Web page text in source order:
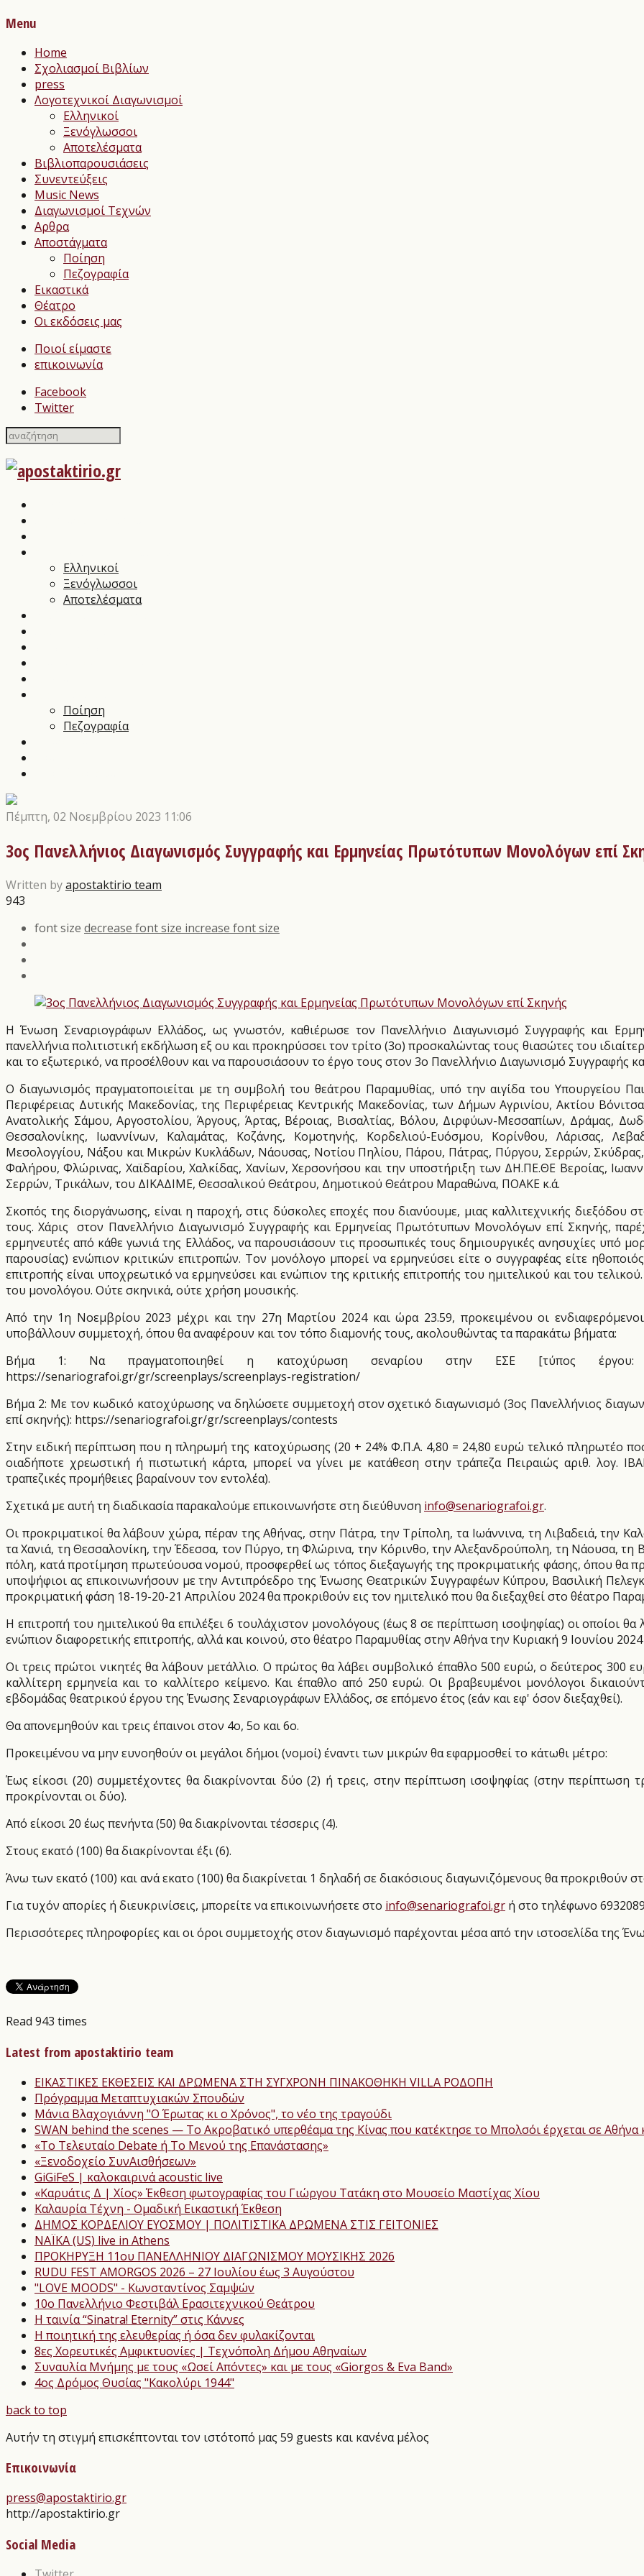
Menu
Home
Σχολιασμοί Βιβλίων
press
Λογοτεχνικοί Διαγωνισμοί
Ελληνικοί
Ξενόγλωσσοι
Αποτελέσματα
Βιβλιοπαρουσιάσεις
Συνεντεύξεις
Music News
Διαγωνισμοί Τεχνών
Αρθρα
Αποστάγματα
Ποίηση
Πεζογραφία
Εικαστικά
Θέατρο
Οι εκδόσεις μας
Ποιοί είμαστε
επικοινωνία
Facebook
Twitter
Ελληνικοί
Ξενόγλωσσοι
Αποτελέσματα
Ποίηση
Πεζογραφία
Πέμπτη, 02 Νοεμβρίου 2023 11:06
3ος Πανελλήνιος Διαγωνισμός Συγγραφής και Ερμηνείας Πρωτότυπων Μονολόγων επί
Written byapostaktirio team
943
font size decrease font size increase font size
Η Ένωση Σεναριογράφων Ελλάδος, ως γνωστόν, καθιέρωσε τον Πανελλήνιο Διαγωνισμό Συγγραφής και
πανελλήνια πολιτιστική εκδήλωση εξ ου και προκηρύσσει τον τρίτο (3ο) προσκαλώντας τους θιασώτες του
και το εξωτερικό, να προσέλθουν και να παρουσιάσουν το έργο τους στον 3ο Πανελλήνιο Διαγωνισμό
Ο διαγωνισμός πραγματοποιείται με τη συμβολή του θεάτρου Παραμυθίας, υπό την αιγίδα του Υπουργείου
Περιφέρειας Δυτικής Μακεδονίας, της Περιφέρειας Κεντρικής Μακεδονίας, των Δήμων Αγρινίου, Ακτίου
Ανατολικής Σάμου, Αργοστολίου, Άργους, Άρτας, Βέροιας, Βισαλτίας, Βόλου, Διρφύων-Μεσσαπίων, Δράμας,
Θεσσαλονίκης, Ιωαννίνων, Καλαμάτας, Κοζάνης, Κομοτηνής, Κορδελιού-Ευόσμου, Κορίνθου, Λάρισας,
Μεσολογγίου, Νάξου και Μικρών Κυκλάδων, Νάουσας, Νοτίου Πηλίου, Πάρου, Πάτρας, Πύργου, Σερρών,
Φαλήρου, Φλώρινας, Χαϊδαρίου, Χαλκίδας, Χανίων, Χερσονήσου και την υποστήριξη των ΔΗ.ΠΕ.ΘΕ Βεροίας,
Σερρών, Τρικάλων, του ΔΙΚΑΔΙΜΕ, Θεσσαλικού Θεάτρου, Δημοτικού Θεάτρου Μαραθώνα, ΠΟΑΚΕ κ.ά.
Σκοπός της διοργάνωσης, είναι η παροχή, στις δύσκολες εποχές που διανύουμε, μιας καλλιτεχνικής
τους. Χάρις
στον Πανελλήνιο Διαγωνισμό Συγγραφής και Ερμηνείας Πρωτότυπων Μονολόγων επί Σκηνής,
ερμηνευτές από κάθε γωνιά της Ελλάδος, να παρουσιάσουν τις προσωπικές τους δημιουργικές ανησυχίες υπό
παρουσίας) ενώπιον κριτικών επιτροπών. Τον μονόλογο μπορεί να ερμηνεύσει είτε ο συγγραφέας είτε
επιτροπής είναι υποχρεωτικό να ερμηνεύσει και ενώπιον της κριτικής επιτροπής του ημιτελικού και του
του μονολόγου. Ούτε σκηνικά, ούτε χρήση μουσικής.
Από την 1η Νοεμβρίου 2023 μέχρι και την 27η Μαρτίου 2024 και ώρα 23.59, προκειμένου οι
υποβάλλουν συμμετοχή, όπου θα αναφέρουν και τον τόπο διαμονής τους, ακολουθώντας τα παρακάτω βήματα:
Βήμα 1: Να πραγματοποιηθεί η κατοχύρωση σεναρίου στην ΕΣΕ [τύπος έργου:
https://senariografoi.gr/gr/screenplays/screenplays-registration/
Βήμα 2: Με τον κωδικό κατοχύρωσης να δηλώσετε συμμετοχή στον σχετικό διαγωνισμό (3ος Πανελλήνιος
επί σκηνής): https://senariografoi.gr/gr/screenplays/contests
Στην ειδική περίπτωση που η πληρωμή της κατοχύρωσης (20 + 24% Φ.Π.Α. 4,80 = 24,80 ευρώ τελικό πληρωτέο
οιαδήποτε χρεωστική ή πιστωτική κάρτα, μπορεί να γίνει με κατάθεση στην τράπεζα Πειραιώς αριθ. λογ.
τραπεζικές προμήθειες βαραίνουν τον εντολέα).
Σχετικά με αυτή τη διαδικασία παρακαλούμε επικοινωνήστε στη διεύθυνση info@senariografoi.gr.
Οι προκριματικοί θα λάβουν χώρα, πέραν της Αθήνας, στην Πάτρα, την Τρίπολη, τα Ιωάννινα, τη Λιβαδειά, την
τα Χανιά, τη Θεσσαλονίκη, την Έδεσσα, τον Πύργο, τη Φλώρινα, την Κόρινθο, την Αλεξανδρούπολη, τη Νάουσα, τη
πόλη, κατά προτίμηση πρωτεύουσα νομού, προσφερθεί ως τόπος διεξαγωγής της προκριματικής φάσης, όπου θα
υποψήφιοι ας επικοινωνήσουν με την Αντιπρόεδρο της Ένωσης Θεατρικών Συγγραφέων Κύπρου, Βασιλική
προκριματική φάση 18-19-20-21 Απριλίου 2024 θα προκριθούν εις τον ημιτελικό που θα διεξαχθεί στο θέατρο
Η επιτροπή του ημιτελικού θα επιλέξει 6 τουλάχιστον μονολόγους (έως 8 σε περίπτωση ισοψηφίας) οι οποίοι
ενώπιον διαφορετικής επιτροπής, αλλά και κοινού, στο θέατρο Παραμυθίας στην Αθήνα την Κυριακή 9 Ιουνίου
Οι τρεις πρώτοι νικητές θα λάβουν μετάλλιο. Ο πρώτος θα λάβει συμβολικό έπαθλο 500 ευρώ, ο δεύτερος 300
καλλίτερη ερμηνεία και το καλλίτερο κείμενο. Και έπαθλο από 250 ευρώ. Οι βραβευμένοι μονόλογοι
εβδομάδας θεατρικού έργου της Ένωσης Σεναριογράφων Ελλάδος, σε επόμενο έτος (εάν και εφ' όσον διεξαχθεί).
Θα απονεμηθούν και τρεις έπαινοι στον 4ο, 5ο και 6ο.
Προκειμένου να μην ευνοηθούν οι μεγάλοι δήμοι (νομοί) έναντι των μικρών θα εφαρμοσθεί το κάτωθι μέτρο:
Έως είκοσι (20) συμμετέχοντες θα διακρίνονται δύο (2) ή τρεις, στην περίπτωση ισοψηφίας (στην
προκρίνονται οι δύο).
Από είκοσι 20 έως πενήντα (50) θα διακρίνονται τέσσερις (4).
Στους εκατό (100) θα διακρίνονται έξι (6).
Άνω των εκατό (100) και ανά εκατο (100) θα διακρίνεται 1 δηλαδή σε διακόσιους διαγωνιζόμενους θα προκριθούν
Για τυχόν απορίες ή διευκρινίσεις, μπορείτε να επικοινωνήσετε στο info@senariografoi.gr ή στο τηλέφωνο
Περισσότερες πληροφορίες και οι όροι συμμετοχής στον διαγωνισμό παρέχονται μέσα από την ιστοσελίδα της
Read 943 times
Latest from apostaktirio team
ΕΙΚΑΣΤΙΚΕΣ ΕΚΘΕΣΕΙΣ ΚΑΙ ΔΡΩΜΕΝΑ ΣΤΗ ΣΥΓΧΡΟΝΗ ΠΙΝΑΚΟΘΗΚΗ VILLA ΡΟΔΟΠΗ
Πρόγραμμα Μεταπτυχιακών Σπουδών
Μάνια Βλαχογιάννη "Ο Έρωτας κι ο Χρόνος", το νέο της τραγούδι
SWAN behind the scenes — Το Ακροβατικό υπερθέαμα της Κίνας που κατέκτησε το Μπολσόι έρχεται σε Αθήνα
«Το Τελευταίο Debate ή Το Μενού της Επανάστασης»
«Ξενοδοχείο ΣυνΑισθήσεων»
GiGiFeS | καλοκαιρινά acoustic live
«Καρυάτις Δ | Χίος» Έκθεση φωτογραφίας του Γιώργου Τατάκη στο Μουσείο Μαστίχας Χίου
Καλαυρία Τέχνη - Ομαδική Εικαστική Έκθεση
ΔΗΜΟΣ ΚΟΡΔΕΛΙΟΥ ΕΥΟΣΜΟΥ | ΠΟΛΙΤΙΣΤΙΚΑ ΔΡΩΜΕΝΑ ΣΤΙΣ ΓΕΙΤΟΝΙΕΣ
NAΪKA (US) live in Athens
ΠΡΟΚΗΡΥΞΗ 11ου ΠΑΝΕΛΛΗΝΙΟΥ ΔΙΑΓΩΝΙΣΜΟΥ ΜΟΥΣΙΚΗΣ 2026
RUDU FEST AMORGOS 2026 – 27 Ιουλίου έως 3 Αυγούστου
"LOVE MOODS" - Κωνσταντίνος Σαμψών
10ο Πανελλήνιο Φεστιβάλ Ερασιτεχνικού Θεάτρου
Η ταινία “Sinatra! Eternity” στις Κάννες
Η ποιητική της ελευθερίας ή όσα δεν φυλακίζονται
8ες Χορευτικές Αμφικτυονίες | Τεχνόπολη Δήμου Αθηναίων
Συναυλία Μνήμης με τους «Ωσεί Απόντες» και με τους «Giorgos & Eva Band»
4ος Δρόμος Θυσίας "Κακολύρι 1944"
back to top
Αυτήν τη στιγμή επισκέπτονται τον ιστότοπό μας 59 guests και κανένα μέλος
Επικοινωνία
press@apostaktirio.gr
http://apostaktirio.gr
Social Media